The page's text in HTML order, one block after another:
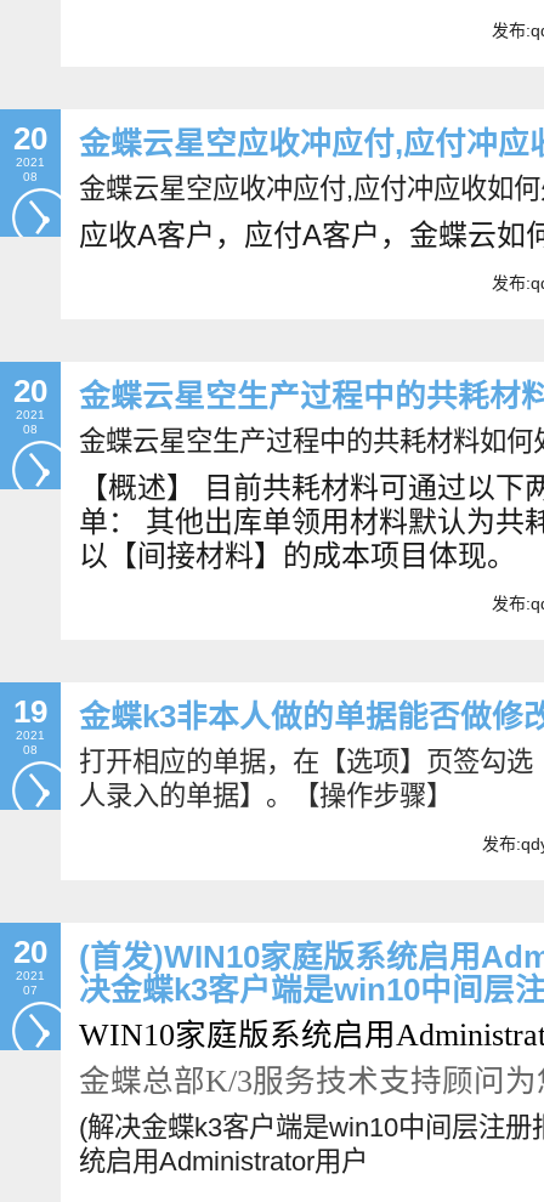
发布
20
2021
08
金蝶云星空应收冲应付,应付冲应
金蝶云星空应收冲应付,应付冲应收如
应收A客户，应付A客户，金蝶云如
发布
20
2021
08
金蝶云星空生产过程中的共耗材
金蝶云星空生产过程中的共耗材料如何
【概述】 目前共耗材料可通过以
单： 其他出库单领用材料默认为共
以【间接材料】的成本项目体现。
发布
19
2021
08
金蝶k3非本人做的单据能否做修
打开相应的单据，在【选项】页签勾
人录入的单据】。【操作步骤
发布
20
2021
07
(首发)WIN10家庭版系统启用
决金蝶k3客户端是win10中间层
WIN10家庭版系统启用
金蝶总部K/3服务技术支持顾问
(解决金蝶k3客户端是win10中间层注
统启用Administrator用户